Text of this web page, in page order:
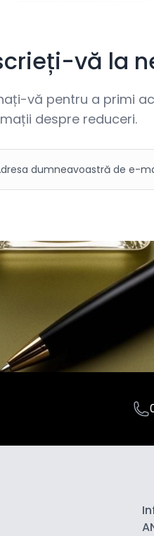
vă la
vă pentru a primi
despre reduceri.